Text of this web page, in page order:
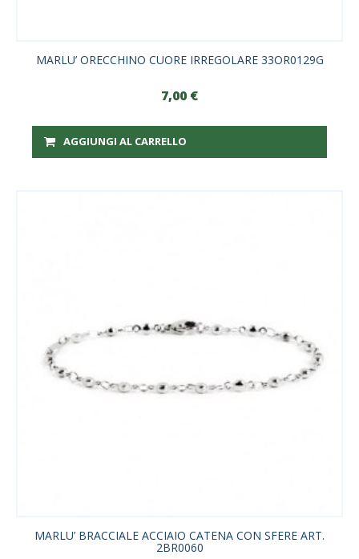
MARLU’ ORECCHINO CUORE IRREGOLARE 33OR0129G
7,00 €
AGGIUNGI AL CARRELLO
MARLU’ BRACCIALE ACCIAIO CATENA CON SFERE ART.
2BR0060